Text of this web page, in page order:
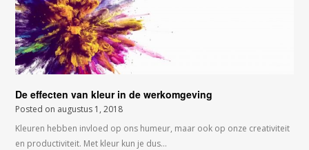
De effecten van kleur in de werkomgeving
Posted on augustus 1, 2018
Kleuren hebben invloed op ons humeur, maar ook op onze creativiteit
en productiviteit. Met kleur kun je dus…